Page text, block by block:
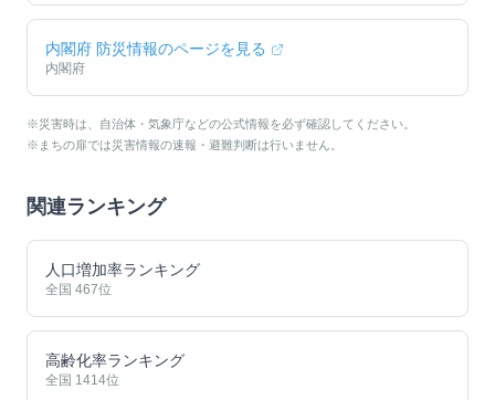
内閣府 防災情報のページを見る
内閣府
※災害時は、自治体・気象庁などの公式情報を必ず確認してください。
※まちの扉では災害情報の速報・避難判断は行いません。
関連ランキング
人口増加率ランキング
全国 467位
高齢化率ランキング
全国 1414位